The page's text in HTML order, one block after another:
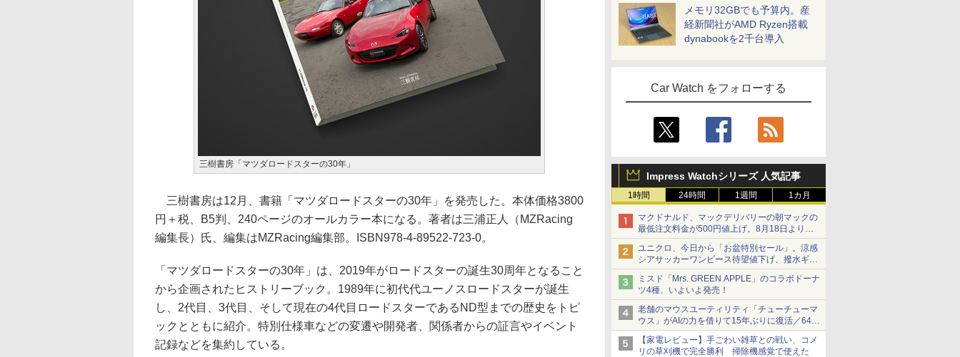
メモリ32GBでも予算内。産
経新聞社がAMD Ryzen搭載
dynabookを2千台導入
Car Watch をフォローする
Impress Watchシリーズ 人気記事
1時間 24時間 1週間 1カ月
マクドナルド、マックデリバリーの朝マックの
最低注文料金が500円値上げ。8月18日より
1,500円から受付
ユニクロ、今日から「お盆特別セール」。涼感
シアサッカーワンピース待望値下げ、撥水ギア
ショーツは1990円に
ミスド「Mrs. GREEN APPLE」のコラボドーナ
ツ4種、いよいよ発売！
老舗のマウスユーティリティ「チューチューマ
ウス」がAIの力を借りて15年ぶりに復活／64bit
化、Windows 10/11、「Chrome」も走り回
る。復活記念で2026年末まで500円
【家電レビュー】手ごわい雑草との戦い、コメ
リの草刈機で完全勝利 掃除機感覚で使えた
三樹書房「マツダロードスターの30年」
三樹書房は12月、書籍「マツダロードスターの30年」を発売した。本体価格3800
円＋税、B5判、240ページのオールカラー本になる。著者は三浦正人（MZRacing
編集長）氏、編集はMZRacing編集部。ISBN978-4-89522-723-0。
「マツダロードスターの30年」は、2019年がロードスターの誕生30周年となること
から企画されたヒストリーブック。1989年に初代代ユーノスロードスターが誕生
し、2代目、3代目、そして現在の4代目ロードスターであるND型までの歴史をトピ
ックとともに紹介。特別仕様車などの変遷や開発者、関係者からの証言やイベント
記録などを集約している。